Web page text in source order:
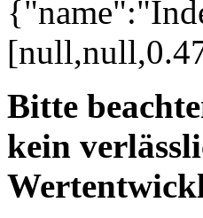
Bitte
kein